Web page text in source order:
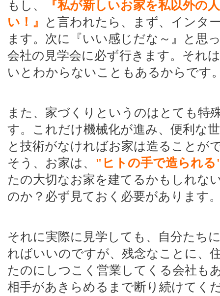
もし、
『私が新しいお家を私以外の
い！』
と言われたら、まず、インタ
ます。次に『いい感じだな～』と思
会社の見学会に必ず行きます。それ
いとわからないこともあるからです
また、家づくりというのはとても特
す。これだけ機械化が進み、便利な
と技術がなければお家は造ることが
そう、お家は、 "ヒトの手で造られ
たの大切なお家を建てるかもしれな
のか？必ず見ておく必要があります
それに実際に見学しても、自分たち
ればいいのですが、残念なことに、
たのにしつこく営業してくる会社も
相手があきらめるまで断り続けてく